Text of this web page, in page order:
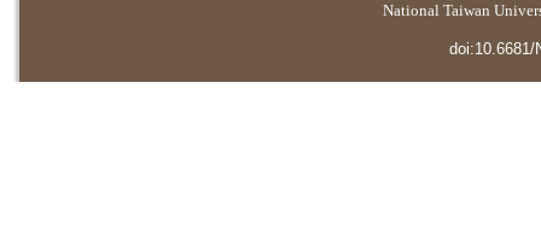
National Taiwan
doi:10.6681/